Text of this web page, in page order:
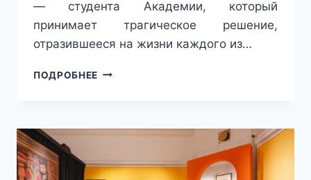
— студента Академии, который
принимает трагическое решение,
отразившееся на жизни каждого из…
ПОДРОБНЕЕ НОВЫЕ
ИСКУССТВА,
И